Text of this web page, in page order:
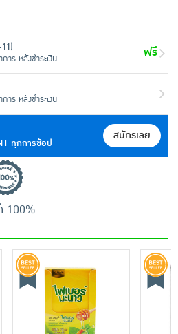
ทุกการช้อป
สมัครเลย
ร หลังชำระเงิน
ฟรี
ร หลังชำระเงิน
100%